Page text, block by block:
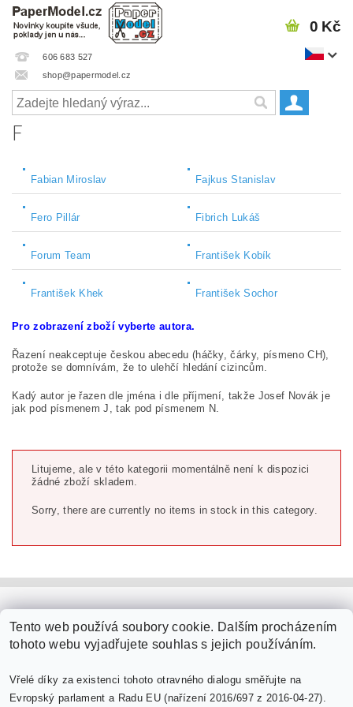
606 683 527
shop@papermodel.cz
0 Kč
F
Fabian Miroslav Fajkus Stanislav
Fero Pillár Fibrich Lukáš
Forum Team František Kobík
František Khek František Sochor
Pro zobrazení zboží vyberte autora.
Řazení neakceptuje českou abecedu (háčky, čárky, písmeno CH),
protože se domnívám, že to ulehčí hledání cizincům.
Kadý autor je řazen dle jména i dle příjmení, takže Josef Novák je
jak pod písmenem J, tak pod písmenem N.
Litujeme, ale v této kategorii momentálně není k dispozici
žádné zboží skladem.
Sorry, there are currently no items in stock in this category.
Tento web používá soubory cookie. Dalším procházením
tohoto webu vyjadřujete souhlas s jejich používáním.
Vřelé díky za existenci tohoto otravného dialogu směřujte na
Evropský parlament a Radu EU (nařízení 2016/697 z 2016-04-27).